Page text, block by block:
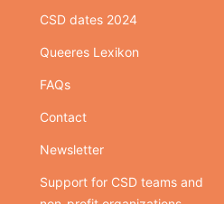
CSD dates 2024
Queeres Lexikon
FAQs
Contact
Newsletter
Support for CSD teams and